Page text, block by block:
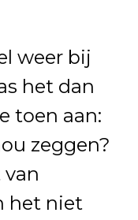
weer bij
het dan
toen aan:
zeggen?
het niet